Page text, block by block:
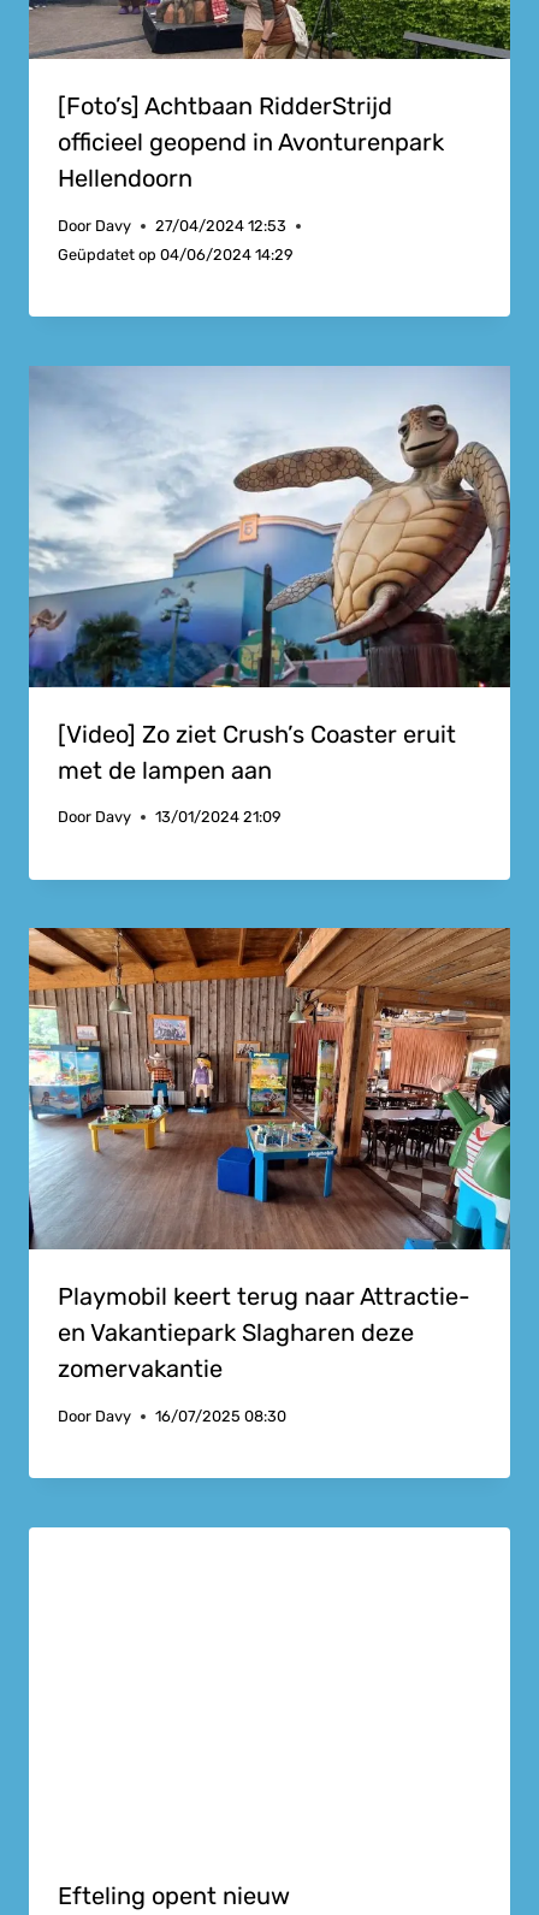
[Foto’s] Achtbaan RidderStrijd
officieel geopend in Avonturenpark
Hellendoorn
Door Davy
27/04/2024 12:53
Geüpdatet op 04/06/2024 14:29
[Video] Zo ziet Crush’s Coaster eruit
met de lampen aan
Door Davy 13/01/2024 21:09
Playmobil keert terug naar Attractie-
en Vakantiepark Slagharen deze
zomervakantie
Door Davy 16/07/2025 08:30
Efteling opent nieuw